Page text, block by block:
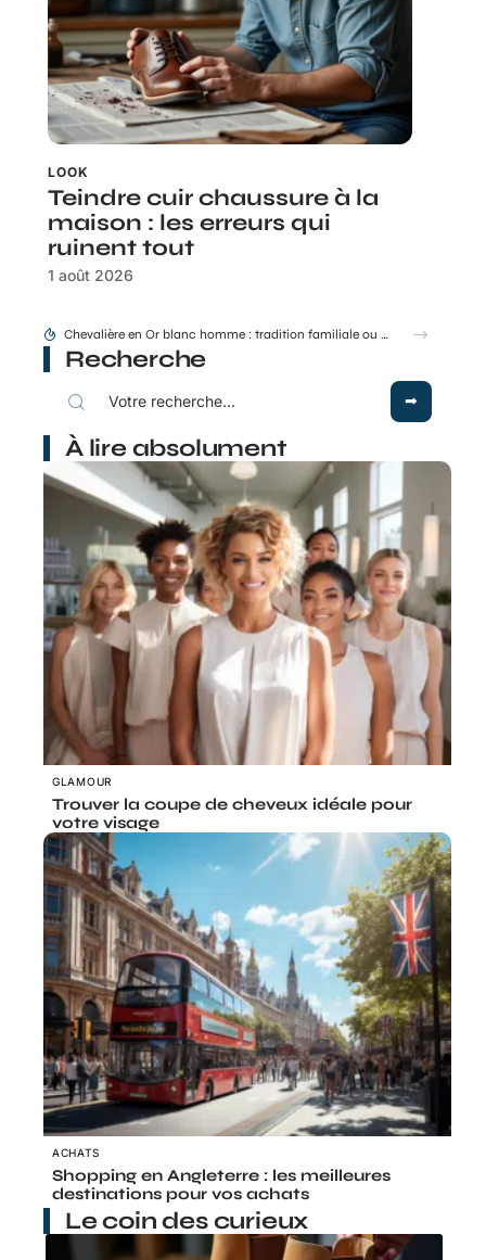
LOOK
Teindre cuir chaussure à la
maison : les erreurs qui
ruinent tout
1 août 2026
Chevalière en Or blanc homme : tradition familiale ou accessoire de mode ?
Recherche
À lire absolument
GLAMOUR
Trouver la coupe de cheveux idéale pour
votre visage
ACHATS
Shopping en Angleterre : les meilleures
destinations pour vos achats
Le coin des curieux